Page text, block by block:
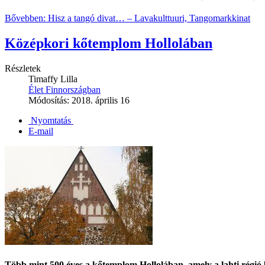
Bővebben: Hisz a tangó divat… – Lavakulttuuri, Tangomarkkinat
Középkori kőtemplom Hollolában
Részletek
Timaffy Lilla
Élet Finnországban
Módosítás: 2018. április 16
Nyomtatás
E-mail